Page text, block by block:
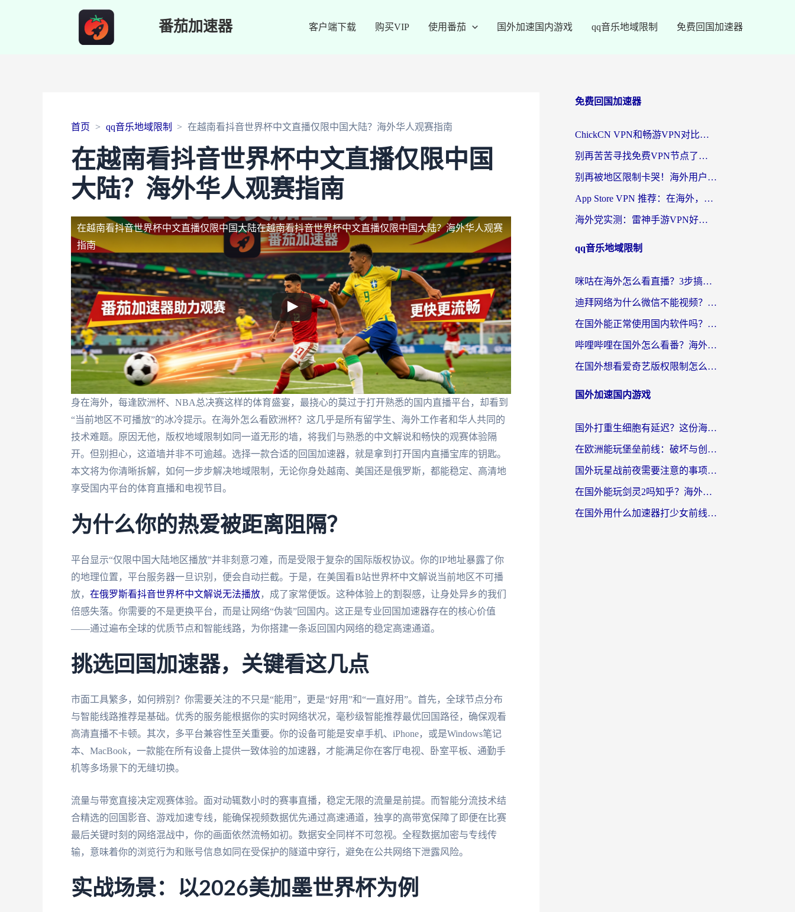
番茄加速器 客户端下载 购买VIP 使用番茄 国外加速国内游戏 qq音乐地域限制 免费回国加速器
首页 qq音乐地域限制 在越南看抖音世界杯中文直播仅限中国大陆？海外华人观赛指南
在越南看抖音世界杯中文直播仅限中国
大陆？海外华人观赛指南
在越南看抖音世界杯中文直播仅限中国大陆在越南看抖音世界杯中文直播仅限中国大陆？海外华人观赛
指南
身在海外，每逢欧洲杯、NBA总决赛这样的体育盛宴，最挠心的莫过于打开熟悉的国内直播平台，却看到
“当前地区不可播放”的冰冷提示。在海外怎么看欧洲杯？这几乎是所有留学生、海外工作者和华人共同的
技术难题。原因无他，版权地域限制如同一道无形的墙，将我们与熟悉的中文解说和畅快的观赛体验隔
开。但别担心，这道墙并非不可逾越。选择一款合适的回国加速器，就是拿到打开国内直播宝库的钥匙。
本文将为你清晰拆解，如何一步步解决地域限制，无论你身处越南、美国还是俄罗斯，都能稳定、高清地
享受国内平台的体育直播和电视节目。
为什么你的热爱被距离阻隔？
平台显示“仅限中国大陆地区播放”并非刻意刁难，而是受限于复杂的国际版权协议。你的IP地址暴露了你
的地理位置，平台服务器一旦识别，便会自动拦截。于是，在美国看B站世界杯中文解说当前地区不可播
放， 在俄罗斯看抖音世界杯中文解说无法播放，成了家常便饭。这种体验上的割裂感，让身处异乡的我们
倍感失落。你需要的不是更换平台，而是让网络“伪装”回国内。这正是专业回国加速器存在的核心价值
——通过遍布全球的优质节点和智能线路，为你搭建一条返回国内网络的稳定高速通道。
挑选回国加速器，关键看这几点
市面工具繁多，如何辨别？你需要关注的不只是“能用”，更是“好用”和“一直好用”。首先，全球节点分布
与智能线路推荐是基础。优秀的服务能根据你的实时网络状况，毫秒级智能推荐最优回国路径，确保观看
高清直播不卡顿。其次，多平台兼容性至关重要。你的设备可能是安卓手机、iPhone，或是Windows笔记
本、MacBook，一款能在所有设备上提供一致体验的加速器，才能满足你在客厅电视、卧室平板、通勤手
机等多场景下的无缝切换。
流量与带宽直接决定观赛体验。面对动辄数小时的赛事直播，稳定无限的流量是前提。而智能分流技术结
合精选的回国影音、游戏加速专线，能确保视频数据优先通过高速通道，独享的高带宽保障了即便在比赛
最后关键时刻的网络混战中，你的画面依然流畅如初。数据安全同样不可忽视。全程数据加密与专线传
输，意味着你的浏览行为和账号信息如同在受保护的隧道中穿行，避免在公共网络下泄露风险。
实战场景：以2026美加墨世界杯为例
免费回国加速器
ChickCN VPN和畅游VPN对比哪个回国效果更好？海外党必看的回国加速器选择指南
别再苦苦寻找免费VPN节点了，这才是海外访问国内资源的正确姿势
别再被地区限制卡哭！海外用户vpn中国下载全攻略，无缝刷剧办公社交
App Store VPN 推荐：在海外，如何找回那扇回家的“任意门”？
海外党实测：雷神手游VPN好用吗？和闪电VPN对比哪个回国效果更好？附小众工具深度测评
qq音乐地域限制
咪咕在海外怎么看直播？3步搞定地域限制，还能畅看腾讯视频与国内热剧
迪拜网络为什么微信不能视频？海外党必看的回国加速全攻略
在国外能正常使用国内软件吗？海外党亲测有效的无缝访问指南
哔哩哔哩在国外怎么看番？海外党追剧看片的终极解决方案
在国外想看爱奇艺版权限制怎么办？海外华人必看的追剧自由指南
国外加速国内游戏
国外打重生细胞有延迟？这份海外畅玩国服游戏加速器终极指南请收好
在欧洲能玩堡垒前线：破坏与创造吗？海外党国服游戏不卡顿的秘密
国外玩星战前夜需要注意的事项：一份来自老玩家的网络生存指南
在国外能玩剑灵2吗知乎？海外党亲测有效的国服游戏加速指南
在国外用什么加速器打少女前线：云图计划不卡？一个老玩家的掏心分享